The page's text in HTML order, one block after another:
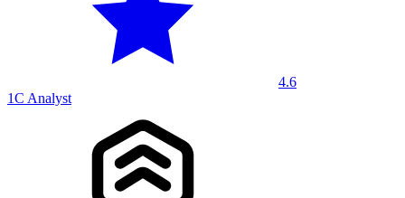
4.6
1C Analyst